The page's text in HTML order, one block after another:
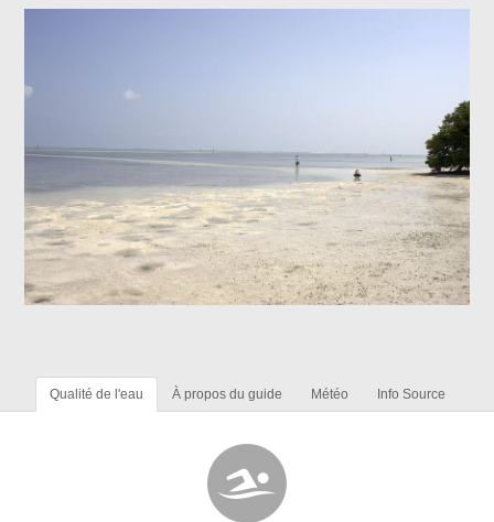
Qualité de l'eau À propos du guide Météo Info Source